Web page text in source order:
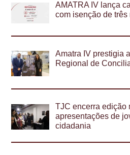
AMATRA IV lança
com isenção de
Amatra IV prestigia
Regional de
TJC encerra edição
apresentações de
cidadania